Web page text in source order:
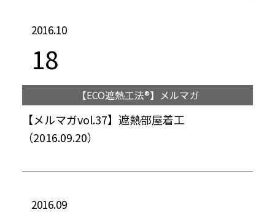
2016.10
18
【ECO遮熱工法®】メルマガ
【メルマガvol.37】遮熱部屋着工
（2016.09.20）
2016.09